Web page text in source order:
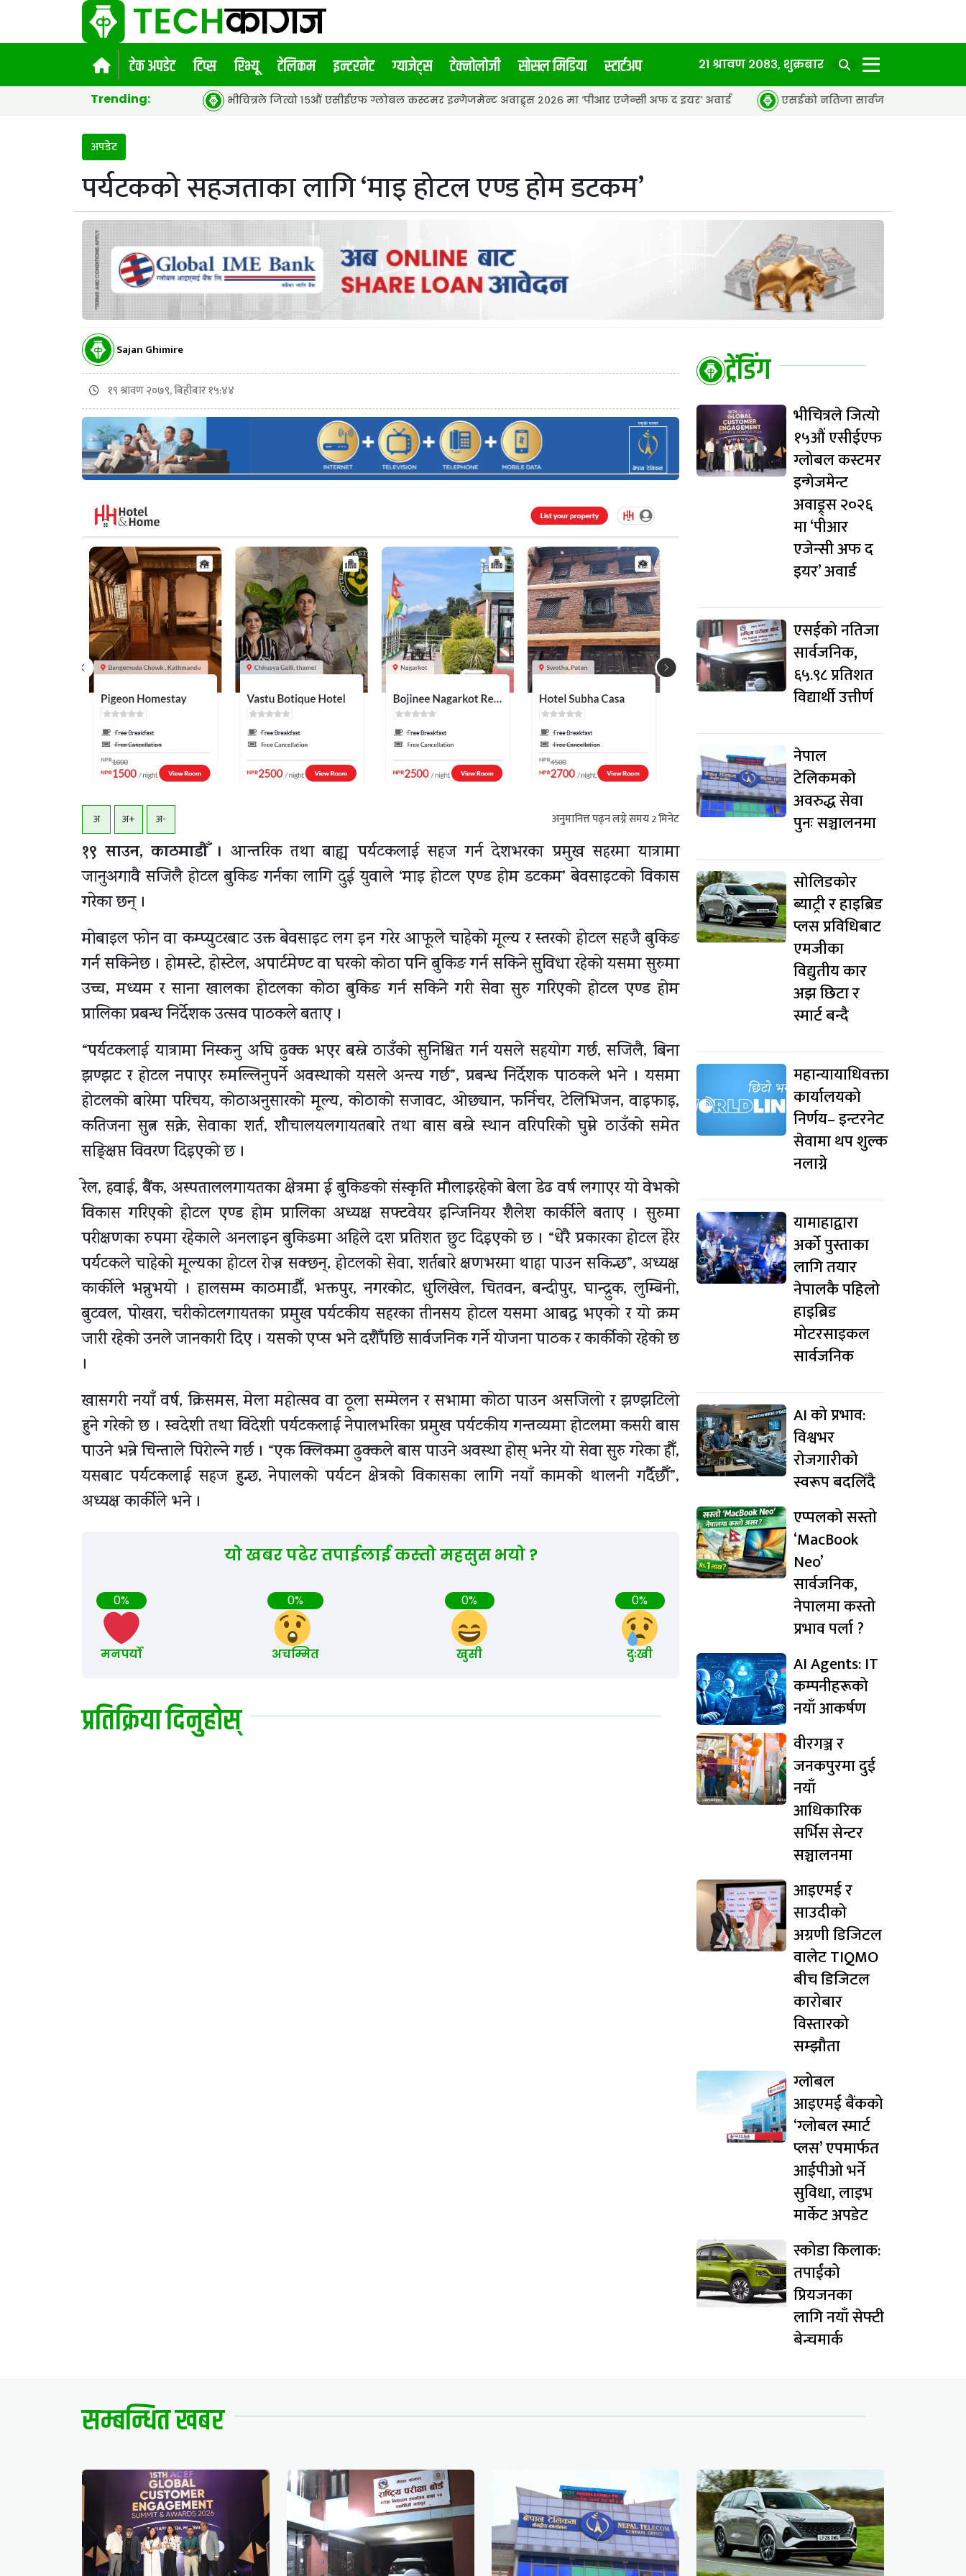
टेक अपडेट टिप्स रिभ्यू टेलिकम इन्टरनेट ग्याजेट्स टेक्नोलोजी सोसल मिडिया स्टार्टअप २१ श्रावण २०८३, शुक्रबार
Trending: भीचित्रले जित्यो १५औं एसीईएफ ग्लोबल कस्टमर इन्गेजमेन्ट अवाड्र्स २०२६ मा ‘पीआर एजेन्सी अफ द इयर’ अवार्ड एसईको नतिजा सार्वजनिक, ६५.९८ प्रतिशत विद्यार्थी
अपडेट
पर्यटकको सहजताका लागि ‘माइ होटल एण्ड होम डटकम’
Sajan Ghimire
१९ श्रावण २०७९, बिहीबार १५:४४
अ अ+ अ- अनुमानित्त पढ्न लग्ने समय2मिनेट
१९ साउन, काठमाडाैँ । आन्तरिक तथा बाह्य पर्यटकलाई सहज गर्न देशभरका प्रमुख सहरमा यात्रामा
जानुअगावै सजिलै होटल बुकिङ गर्नका लागि दुई युवाले ‘माइ होटल एण्ड होम डटकम’ बेवसाइटको विकास
गरेका छन् ।
मोबाइल फोन वा कम्प्युटरबाट उक्त बेवसाइट लग इन गरेर आफूले चाहेको मूल्य र स्तरको होटल सहजै बुकिङ
गर्न सकिनेछ । होमस्टे, होस्टेल, अपार्टमेण्ट वा घरको कोठा पनि बुकिङ गर्न सकिने सुविधा रहेको यसमा सुरुमा
उच्च, मध्यम र साना खालका होटलका कोठा बुकिङ गर्न सकिने गरी सेवा सुरु गरिएको होटल एण्ड होम
प्रालिका प्रबन्ध निर्देशक उत्सव पाठकले बताए ।
“पर्यटकलाई यात्रामा निस्कनु अघि ढुक्क भएर बस्ने ठाउँको सुनिश्चित गर्न यसले सहयोग गर्छ, सजिलै, बिना
झण्झट र होटल नपाएर रुमल्लिनुपर्ने अवस्थाको यसले अन्त्य गर्छ”, प्रबन्ध निर्देशक पाठकले भने । यसमा
होटलको बारेमा परिचय, कोठाअनुसारको मूल्य, कोठाको सजावट, ओछ्यान, फर्निचर, टेलिभिजन, वाइफाइ,
कतिजना सुत्न सक्ने, सेवाका शर्त, शौचालयलगायतबारे तथा बास बस्ने स्थान वरिपरिको घुम्ने ठाउँको समेत
सङ्क्षिप्त विवरण दिइएको छ ।
रेल, हवाई, बैंक, अस्पताललगायतका क्षेत्रमा ई बुकिङको संस्कृति मौलाइरहेको बेला डेढ वर्ष लगाएर यो वेभको
विकास गरिएको होटल एण्ड होम प्रालिका अध्यक्ष सफ्टवेयर इन्जिनियर शैलेश कार्कीले बताए । सुरुमा
परीक्षणका रुपमा रहेकाले अनलाइन बुकिङमा अहिले दश प्रतिशत छुट दिइएको छ । “धेरै प्रकारका होटल हेरेर
पर्यटकले चाहेको मूल्यका होटल रोज्न सक्छन्, होटलको सेवा, शर्तबारे क्षणभरमा थाहा पाउन सकिन्छ”, अध्यक्ष
कार्कीले भन्नुभयो । हालसम्म काठमाडौँ, भक्तपुर, नगरकोट, धुलिखेल, चितवन, बन्दीपुर, घान्द्रुक, लुम्बिनी,
बुटवल, पोखरा, चरीकोटलगायतका प्रमुख पर्यटकीय सहरका तीनसय होटल यसमा आबद्ध भएको र यो क्रम
जारी रहेको उनले जानकारी दिए । यसको एप्स भने दशैँपछि सार्वजनिक गर्ने योजना पाठक र कार्कीको रहेको छ
।
खासगरी नयाँ वर्ष, क्रिसमस, मेला महोत्सव वा ठूला सम्मेलन र सभामा कोठा पाउन असजिलो र झण्झटिलो
हुने गरेको छ । स्वदेशी तथा विदेशी पर्यटकलाई नेपालभरिका प्रमुख पर्यटकीय गन्तव्यमा होटलमा कसरी बास
पाउने भन्ने चिन्ताले पिरोल्ने गर्छ । “एक क्लिकमा ढुक्कले बास पाउने अवस्था होस् भनेर यो सेवा सुरु गरेका हौँ,
यसबाट पर्यटकलाई सहज हुन्छ, नेपालको पर्यटन क्षेत्रको विकासका लागि नयाँ कामको थालनी गर्दैछौँ”,
अध्यक्ष कार्कीले भने ।
यो खबर पढेर तपाईलाई कस्तो महसुस भयो ?
0%
मनपर्यो
0%
अचम्मित
0%
खुसी
0%
दुःखी
प्रतिक्रिया दिनुहोस्
ट्रेंडिंग
भीचित्रले जित्यो
१५औं एसीईएफ
ग्लोबल कस्टमर
इन्गेजमेन्ट
अवाड्र्स २०२६
मा ‘पीआर
एजेन्सी अफ द
इयर’ अवार्ड
एसईको नतिजा
सार्वजनिक,
६५.९८ प्रतिशत
विद्यार्थी उत्तीर्ण
नेपाल
टेलिकमको
अवरुद्ध सेवा
पुनः सञ्चालनमा
सोलिडकोर
ब्याट्री र हाइब्रिड
प्लस प्रविधिबाट
एमजीका
विद्युतीय कार
अझ छिटा र
स्मार्ट बन्दै
महान्यायाधिवक्ता
कार्यालयको
निर्णय– इन्टरनेट
सेवामा थप शुल्क
नलाग्ने
यामाहाद्वारा
अर्को पुस्ताका
लागि तयार
नेपालकै पहिलो
हाइब्रिड
मोटरसाइकल
सार्वजनिक
AI को प्रभाव:
विश्वभर
रोजगारीको
स्वरूप बदलिँदै
एप्पलको सस्तो
‘MacBook
Neo’
सार्वजनिक,
नेपालमा कस्तो
प्रभाव पर्ला ?
AI Agents: IT
कम्पनीहरूको
नयाँ आकर्षण
वीरगञ्ज र
जनकपुरमा दुई
नयाँ
आधिकारिक
सर्भिस सेन्टर
सञ्चालनमा
आइएमई र
साउदीको
अग्रणी डिजिटल
वालेट TIQMO
बीच डिजिटल
कारोबार
विस्तारको
सम्झौता
ग्लोबल
आइएमई बैंकको
‘ग्लोबल स्मार्ट
प्लस’ एपमार्फत
आईपीओ भर्ने
सुविधा, लाइभ
मार्केट अपडेट
स्कोडा किलाक:
तपाईंको
प्रियजनका
लागि नयाँ सेफ्टी
बेन्चमार्क
सम्बन्धित खबर